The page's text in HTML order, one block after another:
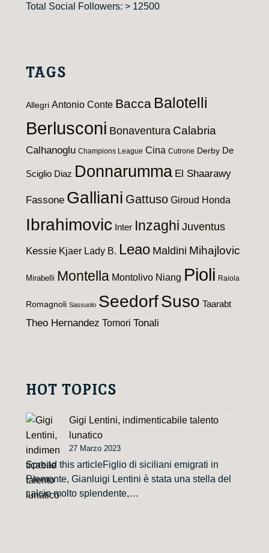
Total Social Followers: > 12500
TAGS
Allegri Antonio Conte Bacca Balotelli
Berlusconi Bonaventura Calabria
Calhanoglu Champions League Cina Cutrone Derby De
Sciglio Diaz Donnarumma El Shaarawy
Fassone Galliani Gattuso Giroud Honda
Ibrahimovic Inter Inzaghi Juventus
Kessie Kjaer Lady B. Leao Maldini Mihajlovic
Mirabelli Montella Montolivo Niang Pioli Raiola
Romagnoli Sassuolo SeedorfSuso Taarabt
Theo Hernandez Tomori Tonali
HOT TOPICS
Gigi Lentini, indimenticabile talento
lunatico
27 Marzo 2023
Spread this articleFiglio di siciliani emigrati in
Piemonte, Gianluigi Lentini è stata una stella del
calcio molto splendente,…